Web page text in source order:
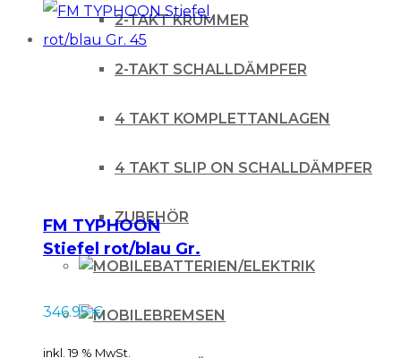
2-TAKT KRÜMMER
2-TAKT SCHALLDÄMPFER
4 TAKT KOMPLETTANLAGEN
4 TAKT SLIP ON SCHALLDÄMPFER
ZUBEHÖR
BATTERIEN/ELEKTRIK
BREMSEN
Menge
FM TYPHOON
Stiefel rot/blau Gr.
45
346.95€
inkl. 19 % MwSt.